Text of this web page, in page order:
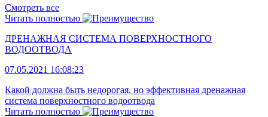
Смотреть все
Читать полностью
ДРЕНАЖНАЯ СИСТЕМА ПОВЕРХНОСТНОГО
ВОДООТВОДА
07.05.2021 16:08:23
Какой должна быть недорогая, но эффективная дренажная
система поверхностного водоотвода
Читать полностью